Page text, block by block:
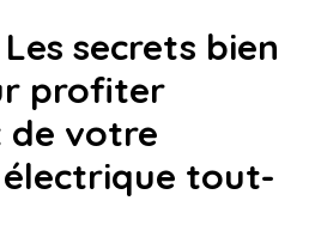
secrets bien
profiter
de votre
tout-